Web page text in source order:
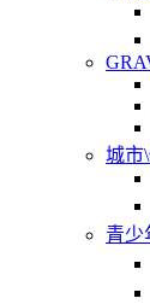
城市
青少